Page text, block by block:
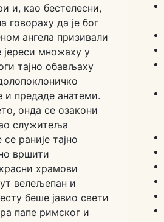
и, као бестелесни,
говораху да је бог
ангела призивали
јереси множаху у
тајно обављаху
и предаде анатеми.
онда се озакони
служитеља
раније тајно
вршити
храмови
велељепан и
беше јавио свети
папе римског и